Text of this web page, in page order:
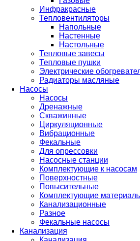
Инфракрасные
Тепловентиляторы
Напольные
Настенные
Настольные
Тепловые завесы
Тепловые пушки
Электрические
Радиаторы масляные
Насосы
Насосы
Дренажные
Скважинные
Циркуляционные
Вибрационные
Фекальные
Для опрессовки
Насосные станции
Комплектующие к насосам
Поверхностные
Повысительные
Комплектующие
Канализационные
Разное
Фекальные насосы
Канализация